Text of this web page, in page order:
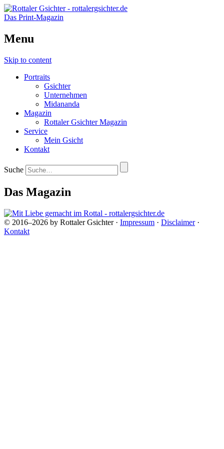
Das Print-Magazin
Menu
Skip to content
Portraits
Gsichter
Unternehmen
Midananda
Magazin
Rottaler Gsichter Magazin
Service
Mein Gsicht
Kontakt
Suche
Das Magazin
© 2016–2026 by Rottaler Gsichter · Impressum · Disclaimer·
Kontakt